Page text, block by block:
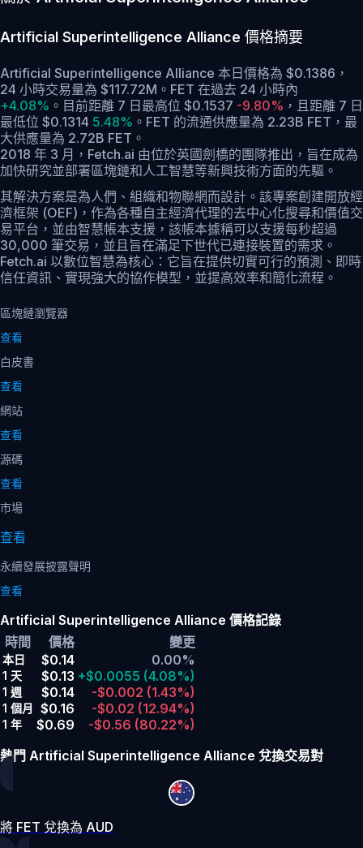
Artificial Superintelligence Alliance 價格摘要
Artificial Superintelligence Alliance 本日價格為 $0.1386，
24 小時交易量為 $117.72M。FET 在過去 24 小時內
+4.08% 。 目前距離 7 日最高位 $0.1537 -9.80% ， 且距離 7 日
最低位 $0.1314 5.48% 。 FET 的流通供應量為 2.23B FET，最
大供應量為 2.72B FET。
2018 年 3 月，Fetch.ai 由位於英國劍橋的團隊推出，旨在成為
加快研究並部署區塊鏈和人工智慧等新興技術方面的先驅。
其解決方案是為人們、組織和物聯網而設計。該專案創建開放經
濟框架 (OEF)，作為各種自主經濟代理的去中心化搜尋和價值交
易平台，並由智慧帳本支援，該帳本據稱可以支援每秒超過
30,000 筆交易，並且旨在滿足下世代已連接裝置的需求。
Fetch.ai 以數位智慧為核心：它旨在提供切實可行的預測、即時
信任資訊、實現強大的協作模型，並提高效率和簡化流程。
區塊鏈瀏覽器
查看
白皮書
查看
網站
查看
源碼
查看
市場
查看
永續發展披露聲明
查看
Artificial Superintelligence Alliance 價格記錄
時間
價格 變更
本日 $0.14 0.00%
1 天 $0.13 +$0.0055 (4.08%)
1 週 $0.14 -$0.002 (1.43%)
1 個月 $0.16 -$0.02 (12.94%)
1 年 $0.69 -$0.56 (80.22%)
熱門 Artificial Superintelligence Alliance 兌換交易對
將 FET 兌換為 AUD